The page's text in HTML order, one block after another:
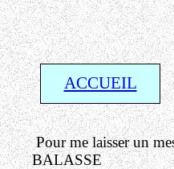
ACCUEIL
Pour me laisser un
BALASSE